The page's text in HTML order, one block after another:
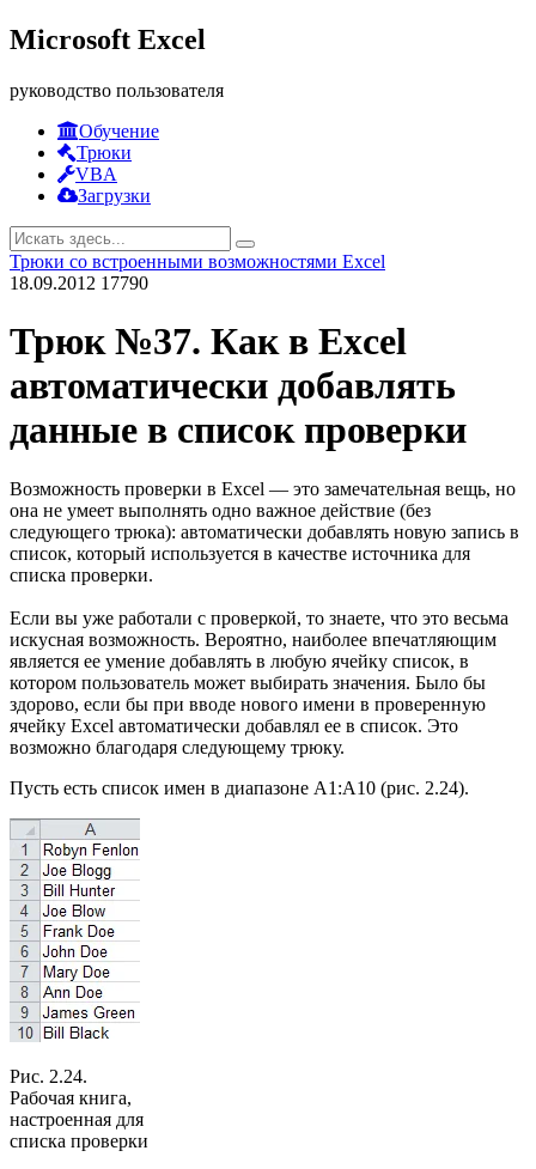
Microsoft Excel
руководство пользователя
Обучение
Трюки
VBA
Загрузки
Трюки со встроенными возможностями Excel
18.09.2012 17790
Трюк №37. Как в Excel
автоматически добавлять
данные в список проверки
Возможность проверки в Excel — это замечательная вещь, но
она не умеет выполнять одно важное действие (без
следующего трюка): автоматически добавлять новую запись в
список, который используется в качестве источника для
списка проверки.
Если вы уже работали с проверкой, то знаете, что это весьма
искусная возможность. Вероятно, наиболее впечатляющим
является ее умение добавлять в любую ячейку список, в
котором пользователь может выбирать значения. Было бы
здорово, если бы при вводе нового имени в проверенную
ячейку Excel автоматически добавлял ее в список. Это
возможно благодаря следующему трюку.
Пусть есть список имен в диапазоне А1:А10 (рис. 2.24).
Рис. 2.24.
Рабочая книга,
настроенная для
списка проверки